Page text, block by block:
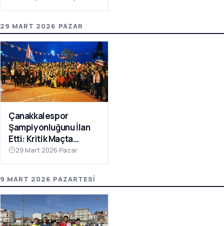
29 MART 2026 PAZAR
Çanakkalespor
Şampiyonluğunu İlan
Etti: Kritik Maçta
Galibiyet Geldi
29 Mart 2026 Pazar
9 MART 2026 PAZARTESI